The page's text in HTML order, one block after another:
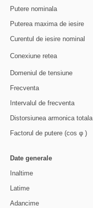
Putere nominala
Puterea maxima de iesire
Curentul de iesire nominal
Conexiune retea
Domeniul de tensiune
Frecventa
Intervalul de frecventa
Distorsiunea armonica totala
Factorul de putere (cos φ )
Date generale
Inaltime
Latime
Adancime